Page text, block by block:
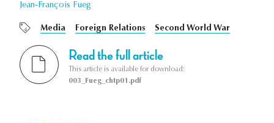
Jean-François Fueg
Media Foreign Relations Second World War
Read the full article
This article is available for download:
003_Fueg_chtp01.pdf